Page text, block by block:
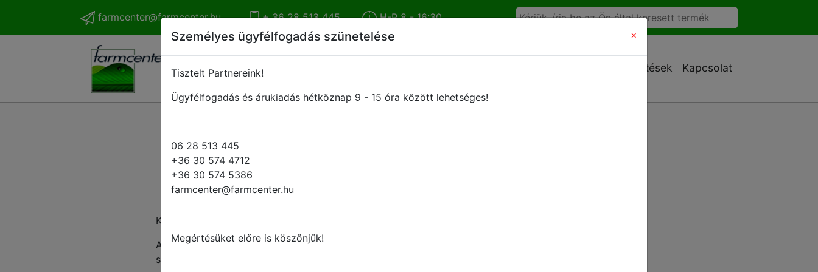
farmcenter@farmcenter.hu + 36 28 513 445 H-P 8 - 16:30
Letöltések Kapcsolat
Kedves Ügyfelünk!
Amennyiben speciális alkatrész igénnyel szeretne hozzánk fordulni, kérem az ajánlatkérő adatlapot
szíveskedjen kitölteni.
Személyes ügyfélfogadás szünetelése ×
Tisztelt Partnereink!
Ügyfélfogadás és árukiadás hétköznap 9 - 15 óra között lehetséges!
06 28 513 445
+36 30 574 4712
+36 30 574 5386
farmcenter@farmcenter.hu
Megértésüket előre is köszönjük!